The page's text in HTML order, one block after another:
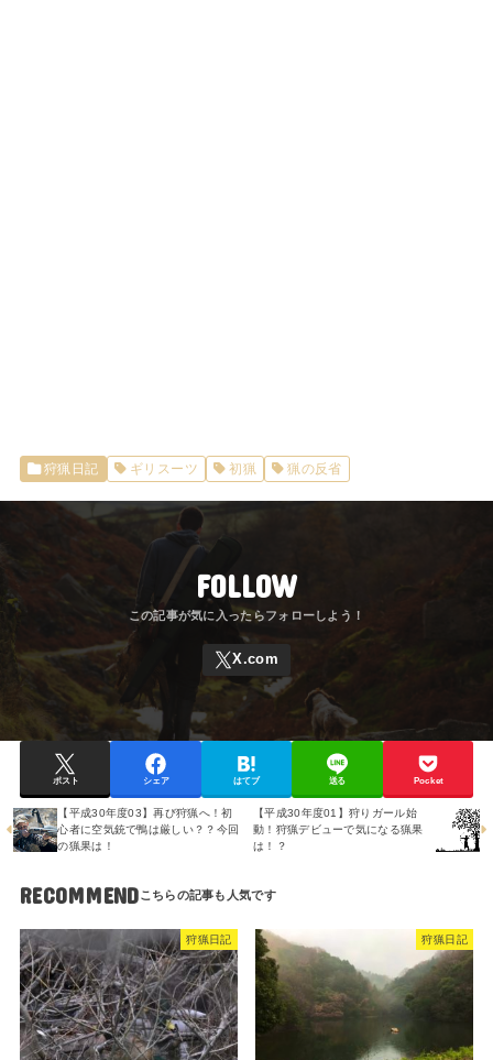
狩猟日記 ギリスーツ 初猟 猟の反省
FOLLOW
ポスト シェア はてブ 送る Pocket
【平成30年度03】再び狩猟へ！初
心者に空気銃で鴨は厳しい？？今回
の猟果は！
【平成30年度01】狩りガール始
動！狩猟デビューで気になる猟果
は！？
RECOMMEND
狩猟日記 狩猟日記